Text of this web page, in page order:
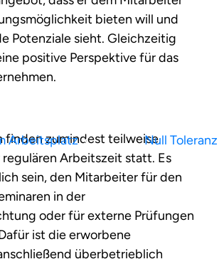
bieten will und
Potenziale sieht. Gleichzeitig
positive Perspektive für das
finden zumindest teilweise
Arbeitszeit statt. Es
sein, den Mitarbeiter für den
in der
oder für externe Prüfungen
ist die erworbene
überbetrieblich
Arbeitsplatz Null